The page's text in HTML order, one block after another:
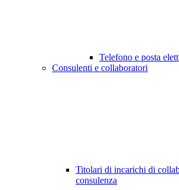
Telefono e posta
Consulenti e collaboratori
Titolari di incarichi di
consulenza